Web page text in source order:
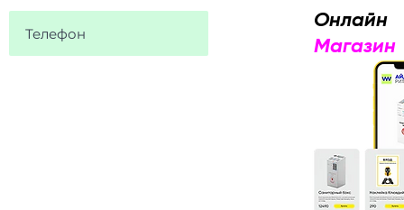
Онлайн
Магазин